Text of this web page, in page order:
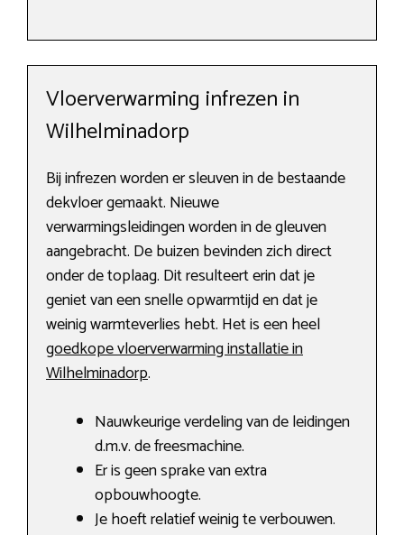
Vloerverwarming infrezen in
Wilhelminadorp
Bij infrezen worden er sleuven in de bestaande
dekvloer gemaakt. Nieuwe
verwarmingsleidingen worden in de gleuven
aangebracht. De buizen bevinden zich direct
onder de toplaag. Dit resulteert erin dat je
geniet van een snelle opwarmtijd en dat je
weinig warmteverlies hebt. Het is een heel
goedkope vloerverwarming installatie in
Wilhelminadorp.
Nauwkeurige verdeling van de leidingen
d.m.v. de freesmachine.
Er is geen sprake van extra
opbouwhoogte.
Je hoeft relatief weinig te verbouwen.